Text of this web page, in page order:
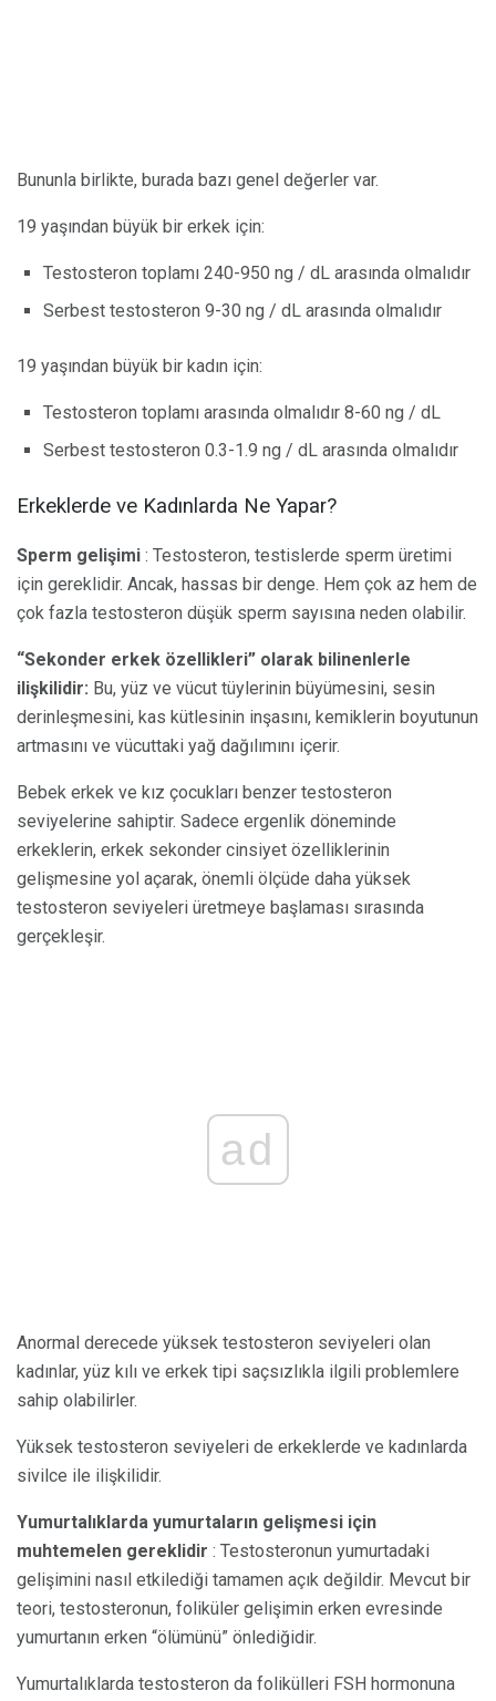
Bununla birlikte, burada bazı genel değerler var.
19 yaşından büyük bir erkek için:
Testosteron toplamı 240-950 ng / dL arasında olmalıdır
Serbest testosteron 9-30 ng / dL arasında olmalıdır
19 yaşından büyük bir kadın için:
Testosteron toplamı arasında olmalıdır 8-60 ng / dL
Serbest testosteron 0.3-1.9 ng / dL arasında olmalıdır
Erkeklerde ve Kadınlarda Ne Yapar?
Sperm gelişimi : Testosteron, testislerde sperm üretimi
için gereklidir. Ancak, hassas bir denge. Hem çok az hem de
çok fazla testosteron düşük sperm sayısına neden olabilir.
“Sekonder erkek özellikleri” olarak bilinenlerle
ilişkilidir: Bu, yüz ve vücut tüylerinin büyümesini, sesin
derinleşmesini, kas kütlesinin inşasını, kemiklerin boyutunun
artmasını ve vücuttaki yağ dağılımını içerir.
Bebek erkek ve kız çocukları benzer testosteron
seviyelerine sahiptir. Sadece ergenlik döneminde
erkeklerin, erkek sekonder cinsiyet özelliklerinin
gelişmesine yol açarak, önemli ölçüde daha yüksek
testosteron seviyeleri üretmeye başlaması sırasında
gerçekleşir.
ad
Anormal derecede yüksek testosteron seviyeleri olan
kadınlar, yüz kılı ve erkek tipi saçsızlıkla ilgili problemlere
sahip olabilirler.
Yüksek testosteron seviyeleri de erkeklerde ve kadınlarda
sivilce ile ilişkilidir.
Yumurtalıklarda yumurtaların gelişmesi için
muhtemelen gereklidir : Testosteronun yumurtadaki
gelişimini nasıl etkilediği tamamen açık değildir. Mevcut bir
teori, testosteronun, foliküler gelişimin erken evresinde
yumurtanın erken “ölümünü” önlediğidir.
Yumurtalıklarda testosteron da folikülleri FSH hormonuna